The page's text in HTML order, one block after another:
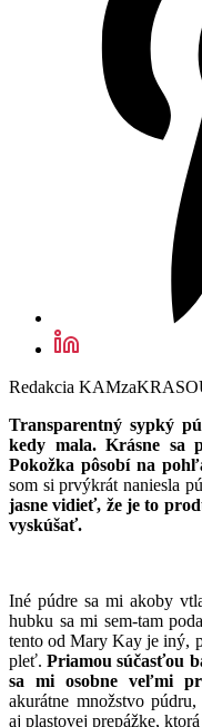
Redakcia
Transparentný sypký
kedy mala. Krásne sa
Pokožka pôsobí na
som si prvýkrát naniesla
jasne vidieť, že je to
vyskúšať.
Iné púdre sa mi akoby
hubku sa mi sem-tam
tento od Mary Kay je iný,
pleť.Priamou súčasťou
sa mi osobne veľmi
akurátne množstvo
aj plastovej prepážke,